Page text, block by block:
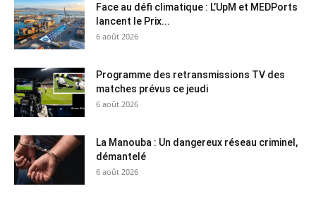
Face au défi climatique : L’UpM et MEDPorts
lancent le Prix...
6 août 2026
Programme des retransmissions TV des
matches prévus ce jeudi
6 août 2026
La Manouba : Un dangereux réseau criminel,
démantelé
6 août 2026